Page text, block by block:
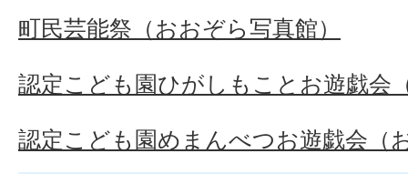
町民芸能祭（おおぞら写真館）
認定こども園ひがしもことお遊戯会
認定こども園めまんべつお遊戯会（